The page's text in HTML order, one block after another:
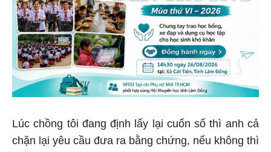
Lúc chồng tôi đang định lấy lại cuốn sổ thì anh cả
chặn lại yêu cầu đưa ra bằng chứng, nếu không thì